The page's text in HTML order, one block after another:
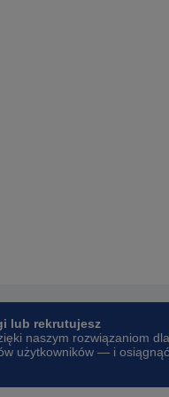
lub rekrutujesz
naszym rozwiązaniom dla
użytkowników — i osiągnąć